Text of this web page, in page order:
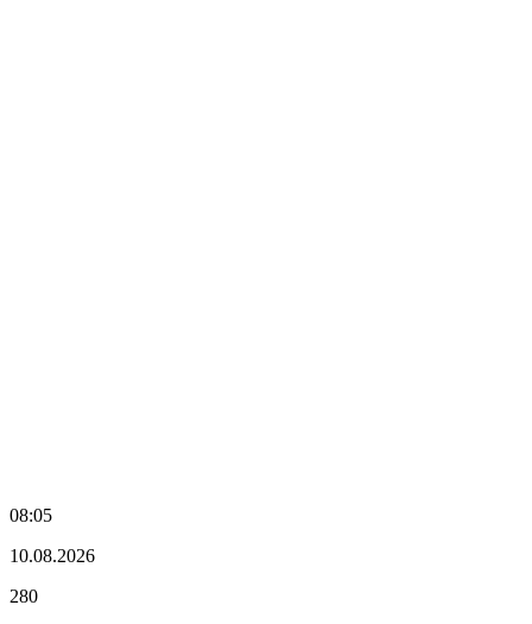
08:05
10.08.2026
280